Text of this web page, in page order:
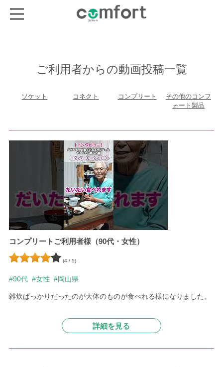
ご利用者からの動画投稿一覧
ソケット コネクト コンプリート
その他のコンフ
ォート製品
コンプリートご利用者様（90代・女性）
(4 / 5)
#90代 #女性 #岡山県
雑炊ばっかりだったのが大体のものが食べれる様になりました。
詳細を見る